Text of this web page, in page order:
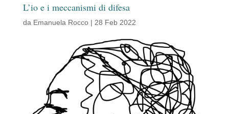
L’io e i meccanismi di difesa
da Emanuela Rocco| 28 Feb 2022